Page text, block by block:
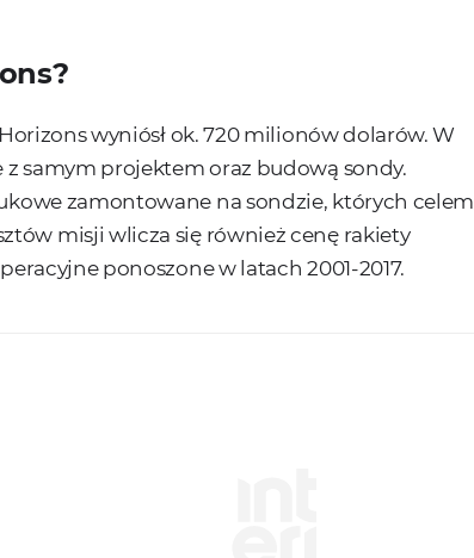
wyniósł ok. 720 milionów dolarów. W
z samym projektem oraz budową sondy.
zamontowane na sondzie, których celem
misji wlicza się również cenę rakiety
ponoszone w latach 2001-2017.